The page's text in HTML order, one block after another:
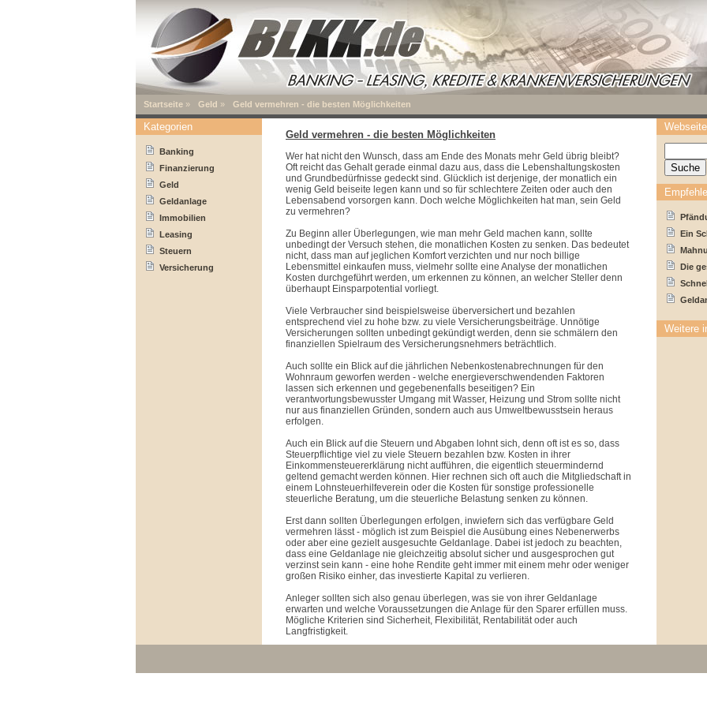
Startseite » Geld » Geld vermehren - die besten Möglichkeiten
Geld vermehren - die besten Möglichkeiten
Wer hat nicht den Wunsch, dass am Ende des Monats mehr Geld übrig bleibt?
Oft reicht das Gehalt gerade einmal dazu aus, dass die Lebenshaltungskosten
und Grundbedürfnisse gedeckt sind. Glücklich ist derjenige, der monatlich ein
wenig Geld beiseite legen kann und so für schlechtere Zeiten oder auch den
Lebensabend vorsorgen kann. Doch welche Möglichkeiten hat man, sein Geld
zu vermehren?
Zu Beginn aller Überlegungen, wie man mehr Geld machen kann, sollte
unbedingt der Versuch stehen, die monatlichen Kosten zu senken. Das bedeutet
nicht, dass man auf jeglichen Komfort verzichten und nur noch billige
Lebensmittel einkaufen muss, vielmehr sollte eine Analyse der monatlichen
Kosten durchgeführt werden, um erkennen zu können, an welcher Steller denn
überhaupt Einsparpotential vorliegt.
Viele Verbraucher sind beispielsweise überversichert und bezahlen
entsprechend viel zu hohe bzw. zu viele Versicherungsbeiträge. Unnötige
Versicherungen sollten unbedingt gekündigt werden, denn sie schmälern den
finanziellen Spielraum des Versicherungsnehmers beträchtlich.
Auch sollte ein Blick auf die jährlichen Nebenkostenabrechnungen für den
Wohnraum geworfen werden - welche energieverschwendenden Faktoren
lassen sich erkennen und gegebenenfalls beseitigen? Ein
verantwortungsbewusster Umgang mit Wasser, Heizung und Strom sollte nicht
nur aus finanziellen Gründen, sondern auch aus Umweltbewusstsein heraus
erfolgen.
Auch ein Blick auf die Steuern und Abgaben lohnt sich, denn oft ist es so, dass
Steuerpflichtige viel zu viele Steuern bezahlen bzw. Kosten in ihrer
Einkommensteuererklärung nicht aufführen, die eigentlich steuermindernd
geltend gemacht werden können. Hier rechnen sich oft auch die Mitgliedschaft in
einem Lohnsteuerhilfeverein oder die Kosten für sonstige professionelle
steuerliche Beratung, um die steuerliche Belastung senken zu können.
Erst dann sollten Überlegungen erfolgen, inwiefern sich das verfügbare Geld
vermehren lässt - möglich ist zum Beispiel die Ausübung eines Nebenerwerbs
oder aber eine gezielt ausgesuchte Geldanlage. Dabei ist jedoch zu beachten,
dass eine Geldanlage nie gleichzeitig absolut sicher und ausgesprochen gut
verzinst sein kann - eine hohe Rendite geht immer mit einem mehr oder weniger
großen Risiko einher, das investierte Kapital zu verlieren.
Anleger sollten sich also genau überlegen, was sie von ihrer Geldanlage
erwarten und welche Voraussetzungen die Anlage für den Sparer erfüllen muss.
Mögliche Kriterien sind Sicherheit, Flexibilität, Rentabilität oder auch
Langfristigkeit.
Kategorien
Banking
Finanzierung
Geld
Geldanlage
Immobilien
Leasing
Steuern
Versicherung
Ein
Die
Weitere